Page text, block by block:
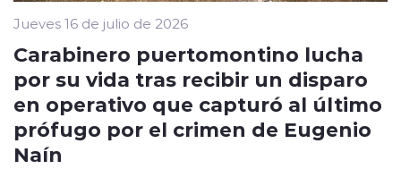
Jueves 16 de julio de 2026
Carabinero puertomontino lucha
por su vida tras recibir un disparo
en operativo que capturó al último
prófugo por el crimen de Eugenio
Naín